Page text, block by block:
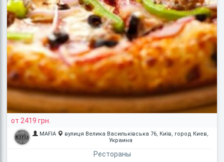
от 2419 грн.
MAFIA
вулиця Велика Васильківська 76, Київ, город Киев,
Украина
Рестораны